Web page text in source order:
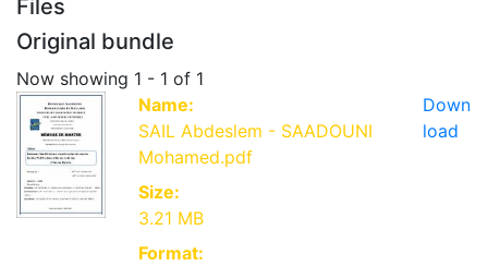
Files
Original bundle
Now showing 1 - 1 of 1
Name:
SAIL Abdeslem - SAADOUNI
Mohamed.pdf
Size:
3.21 MB
Format:
Down
load